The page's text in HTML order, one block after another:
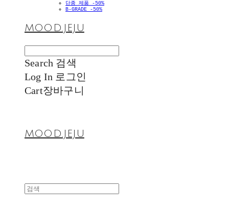
단종 제품 -50%
B-GRADE -50%
MOOD.JEJU
Search 검색
Log In 로그인
Cart장바구니
MOOD.JEJU